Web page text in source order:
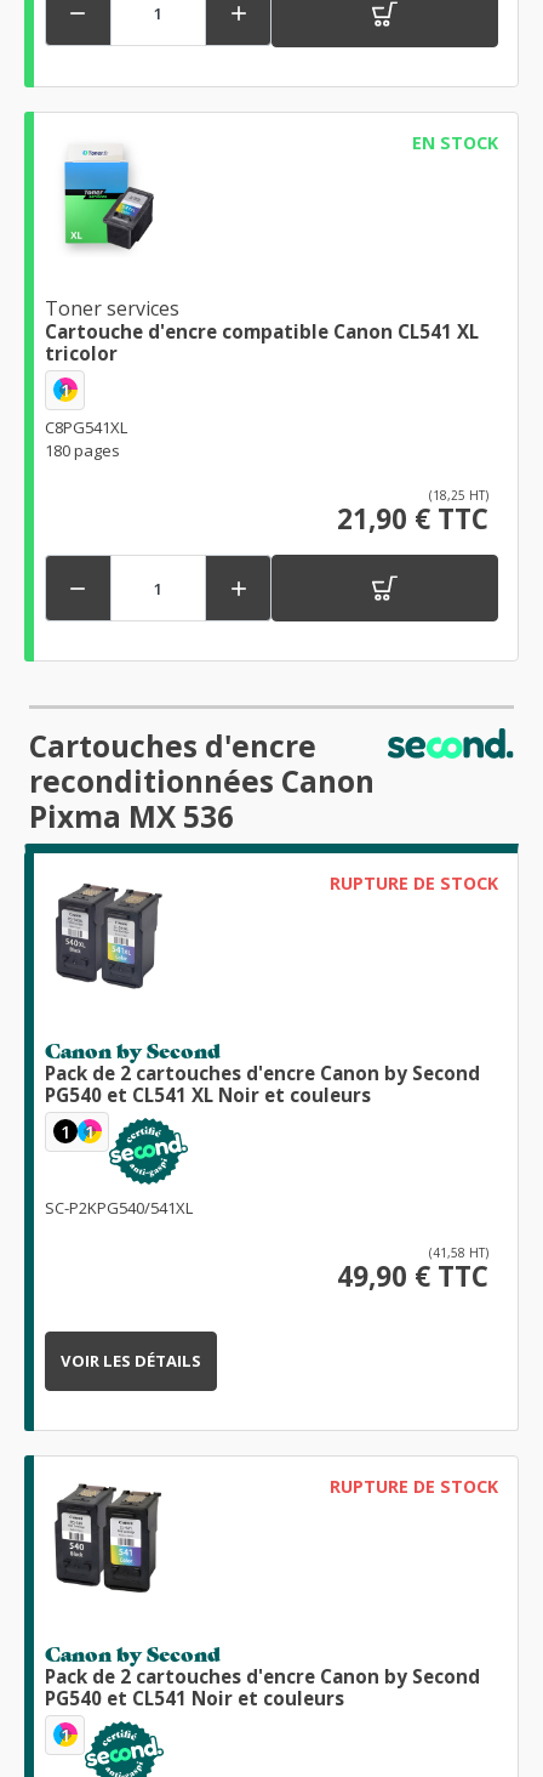
 
EN STOCK
Toner services
Cartouche d'encre compatible Canon CL541 XL
tricolor
1
C8PG541XL
180 pages
(18,25 HT)
21,90 € TTC
 
Cartouches d'encre
reconditionnées Canon
Pixma MX 536
RUPTURE DE STOCK
Canon by Second
Pack de 2 cartouches d'encre Canon by Second
PG540 et CL541 XL Noir et couleurs
1 1
SC-P2KPG540/541XL
(41,58 HT)
49,90 € TTC
VOIR LES DÉTAILS
RUPTURE DE STOCK
Canon by Second
Pack de 2 cartouches d'encre Canon by Second
PG540 et CL541 Noir et couleurs
1